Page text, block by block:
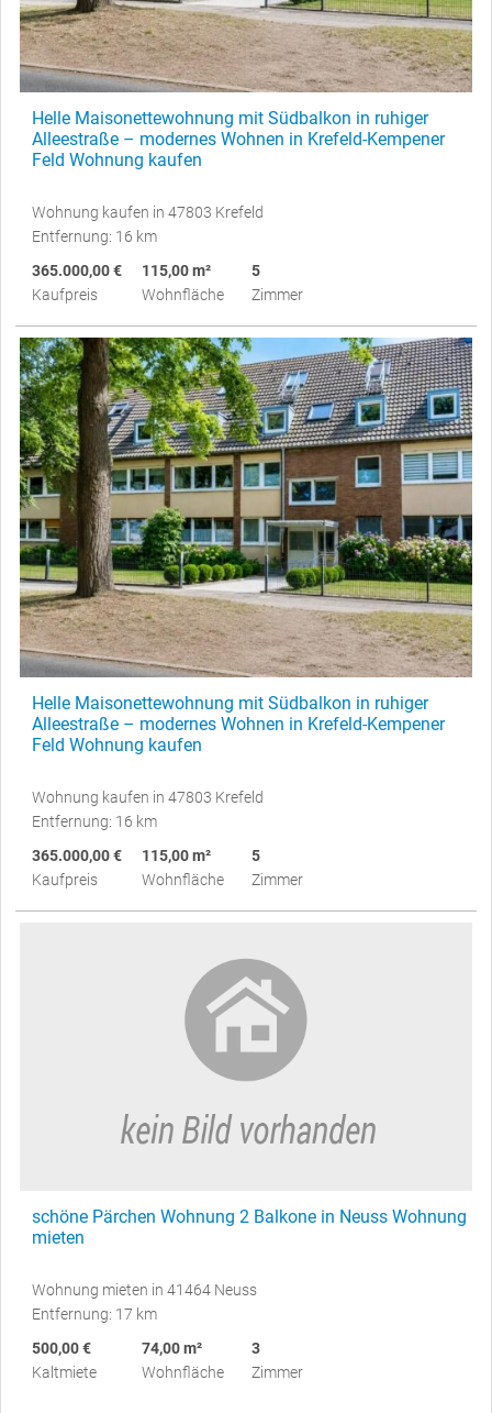
Helle Maisonettewohnung mit Südbalkon in ruhiger
Alleestraße – modernes Wohnen in Krefeld-Kempener
Feld Wohnung kaufen
Wohnung kaufen in 47803 Krefeld
Entfernung: 16 km
365.000,00 €
Kaufpreis
115,00 m²
Wohnfläche
5
Zimmer
Helle Maisonettewohnung mit Südbalkon in ruhiger
Alleestraße – modernes Wohnen in Krefeld-Kempener
Feld Wohnung kaufen
Wohnung kaufen in 47803 Krefeld
Entfernung: 16 km
365.000,00 €
Kaufpreis
115,00 m²
Wohnfläche
5
Zimmer
schöne Pärchen Wohnung 2 Balkone in Neuss Wohnung
mieten
Wohnung mieten in 41464 Neuss
Entfernung: 17 km
500,00 €
Kaltmiete
74,00 m²
Wohnfläche
3
Zimmer